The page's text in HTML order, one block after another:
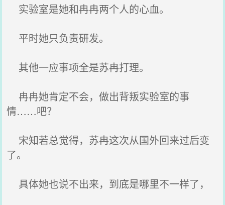
实验室是她和冉冉两个人的心血。
平时她只负责研发。
其他一应事项全是苏冉打理。
冉冉她肯定不会，做出背叛实验室的事
情……吧？
宋知若总觉得，苏冉这次从国外回来过后变
了。
具体她也说不出来，到底是哪里不一样了，